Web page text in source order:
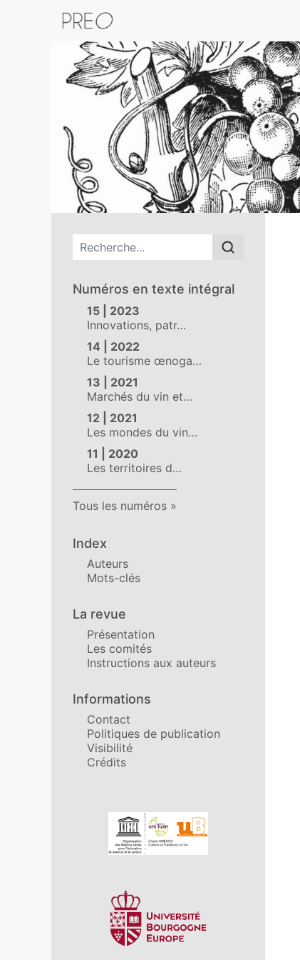
Menu principal
Numéros en texte intégral
15 | 2023
Innovations, patr…
14 | 2022
Le tourisme œnoga…
13 | 2021
Marchés du vin et…
12 | 2021
Les mondes du vin…
11 | 2020
Les territoires d…
Tous les numéros
Index
Auteurs
Mots-clés
La revue
Présentation
Les comités
Instructions aux auteurs
Informations
Contact
Politiques de publication
Visibilité
Crédits
Affiliations/partenaires